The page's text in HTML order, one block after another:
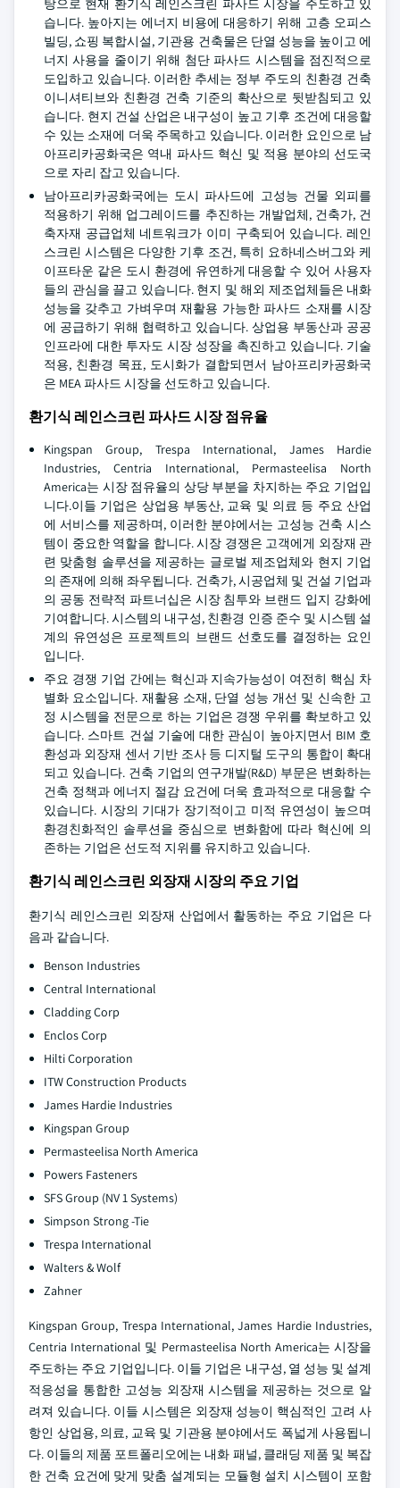
탕으로 현재 환기식 레인스크린 파사드 시장을 주도하고 있
습니다. 높아지는 에너지 비용에 대응하기 위해 고층 오피스
빌딩, 쇼핑 복합시설, 기관용 건축물은 단열 성능을 높이고 에
너지 사용을 줄이기 위해 첨단 파사드 시스템을 점진적으로
도입하고 있습니다. 이러한 추세는 정부 주도의 친환경 건축
이니셔티브와 친환경 건축 기준의 확산으로 뒷받침되고 있
습니다. 현지 건설 산업은 내구성이 높고 기후 조건에 대응할
수 있는 소재에 더욱 주목하고 있습니다. 이러한 요인으로 남
아프리카공화국은 역내 파사드 혁신 및 적용 분야의 선도국
으로 자리 잡고 있습니다.
남아프리카공화국에는 도시 파사드에 고성능 건물 외피를
적용하기 위해 업그레이드를 추진하는 개발업체, 건축가, 건
축자재 공급업체 네트워크가 이미 구축되어 있습니다. 레인
스크린 시스템은 다양한 기후 조건, 특히 요하네스버그와 케
이프타운 같은 도시 환경에 유연하게 대응할 수 있어 사용자
들의 관심을 끌고 있습니다. 현지 및 해외 제조업체들은 내화
성능을 갖추고 가벼우며 재활용 가능한 파사드 소재를 시장
에 공급하기 위해 협력하고 있습니다. 상업용 부동산과 공공
인프라에 대한 투자도 시장 성장을 촉진하고 있습니다. 기술
적용, 친환경 목표, 도시화가 결합되면서 남아프리카공화국
은 MEA 파사드 시장을 선도하고 있습니다.
환기식 레인스크린 파사드 시장 점유율
Kingspan Group, Trespa International, James Hardie
Industries, Centria International, Permasteelisa North
America는 시장 점유율의 상당 부분을 차지하는 주요 기업입
니다.이들 기업은 상업용 부동산, 교육 및 의료 등 주요 산업
에 서비스를 제공하며, 이러한 분야에서는 고성능 건축 시스
템이 중요한 역할을 합니다. 시장 경쟁은 고객에게 외장재 관
련 맞춤형 솔루션을 제공하는 글로벌 제조업체와 현지 기업
의 존재에 의해 좌우됩니다. 건축가, 시공업체 및 건설 기업과
의 공동 전략적 파트너십은 시장 침투와 브랜드 입지 강화에
기여합니다. 시스템의 내구성, 친환경 인증 준수 및 시스템 설
계의 유연성은 프로젝트의 브랜드 선호도를 결정하는 요인
입니다.
주요 경쟁 기업 간에는 혁신과 지속가능성이 여전히 핵심 차
별화 요소입니다. 재활용 소재, 단열 성능 개선 및 신속한 고
정 시스템을 전문으로 하는 기업은 경쟁 우위를 확보하고 있
습니다. 스마트 건설 기술에 대한 관심이 높아지면서 BIM 호
환성과 외장재 센서 기반 조사 등 디지털 도구의 통합이 확대
되고 있습니다. 건축 기업의 연구개발(R&D) 부문은 변화하는
건축 정책과 에너지 절감 요건에 더욱 효과적으로 대응할 수
있습니다. 시장의 기대가 장기적이고 미적 유연성이 높으며
환경친화적인 솔루션을 중심으로 변화함에 따라 혁신에 의
존하는 기업은 선도적 지위를 유지하고 있습니다.
환기식 레인스크린 외장재 시장의 주요 기업
환기식 레인스크린 외장재 산업에서 활동하는 주요 기업은 다
음과 같습니다.
Benson Industries
Central International
Cladding Corp
Enclos Corp
Hilti Corporation
ITW Construction Products
James Hardie Industries
Kingspan Group
Permasteelisa North America
Powers Fasteners
SFS Group (NV 1 Systems)
Simpson Strong -Tie
Trespa International
Walters & Wolf
Zahner
Kingspan Group, Trespa International, James Hardie Industries,
Centria International 및 Permasteelisa North America는 시장을
주도하는 주요 기업입니다. 이들 기업은 내구성, 열 성능 및 설계
적응성을 통합한 고성능 외장재 시스템을 제공하는 것으로 알
려져 있습니다. 이들 시스템은 외장재 성능이 핵심적인 고려 사
항인 상업용, 의료, 교육 및 기관용 분야에서도 폭넓게 사용됩니
다. 이들의 제품 포트폴리오에는 내화 패널, 클래딩 제품 및 복잡
한 건축 요건에 맞게 맞춤 설계되는 모듈형 설치 시스템이 포함